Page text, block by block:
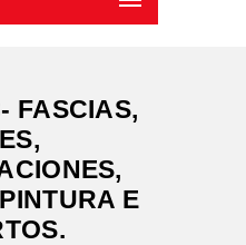
FASCIAS,
E